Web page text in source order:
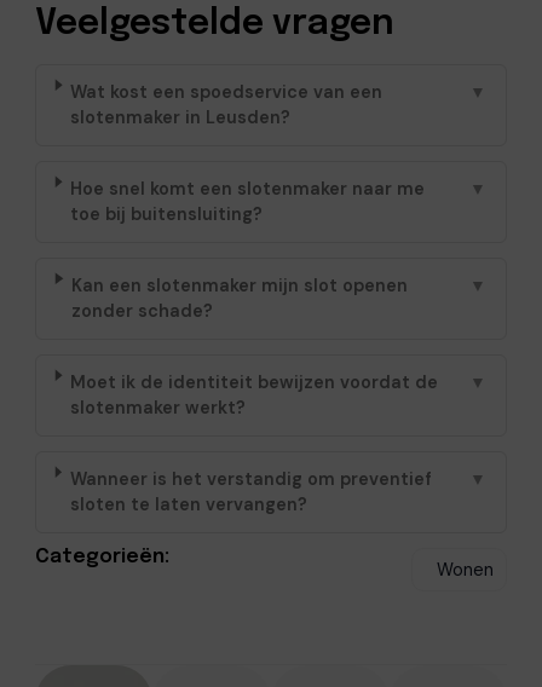
Veelgestelde vragen
Wat kost een spoedservice van een
slotenmaker in Leusden?
▼
Hoe snel komt een slotenmaker naar me
toe bij buitensluiting?
▼
Kan een slotenmaker mijn slot openen
zonder schade?
▼
Moet ik de identiteit bewijzen voordat de
slotenmaker werkt?
▼
Wanneer is het verstandig om preventief
sloten te laten vervangen?
▼
Categorieën:
Wonen